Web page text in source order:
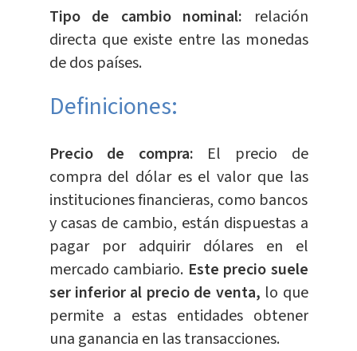
Tipo de cambio nominal: relación
directa que existe entre las monedas
de dos países.
Definiciones:
Precio de compra: El precio de
compra del dólar es el valor que las
instituciones financieras, como bancos
y casas de cambio, están dispuestas a
pagar por adquirir dólares en el
mercado cambiario. Este precio suele
ser inferior al precio de venta, lo que
permite a estas entidades obtener
una ganancia en las transacciones.